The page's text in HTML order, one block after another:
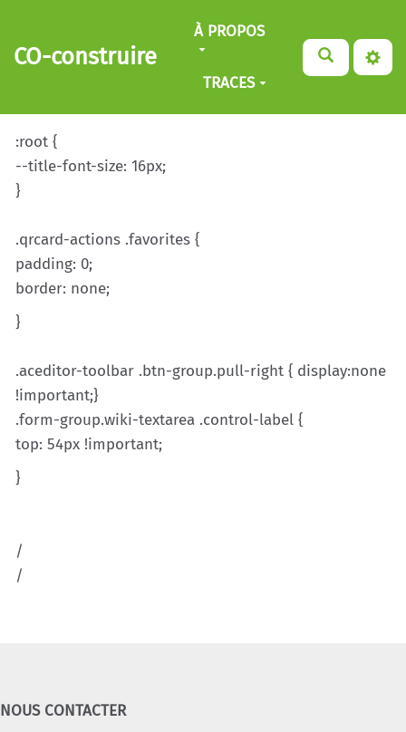
Aller au contenu principal
CO-construire
À PROPOS
TRACES
:root {
--title-font-size: 16px;
}
.qrcard-actions .favorites {
padding: 0;
border: none;
}
.aceditor-toolbar .btn-group.pull-right { display:none
!important;}
.form-group.wiki-textarea .control-label {
top: 54px !important;
}
/
/
NOUS CONTACTER